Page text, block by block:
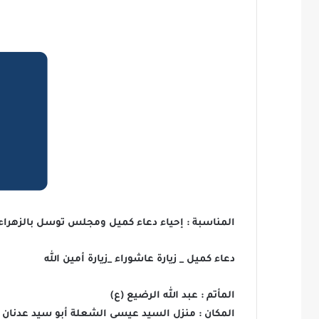
المناسبة : إحياء دعاء كميل ومجلس توسل
دعاء كميل _ زيارة عاشوراء _زيارة أمين الله
المأتم : عبد الله الرضيع (ع)
المكان : منزل السيد عيسى الشعلة أبو سيد عدنان